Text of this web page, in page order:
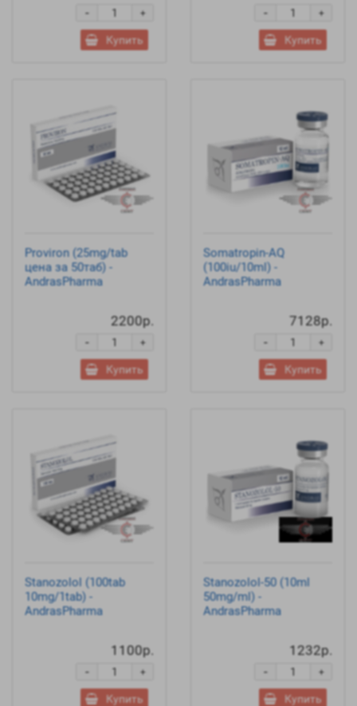
+
-
Купить
+
-
Купить
Proviron (25mg/tab
цена за 50таб) -
AndrasPharma
2200р.
+
-
Купить
Somatropin-AQ
(100iu/10ml) -
AndrasPharma
7128р.
+
-
Купить
Stanozolol (100tab
10mg/1tab) -
AndrasPharma
1100р.
+
-
Купить
Stanozolol-50 (10ml
50mg/ml) -
AndrasPharma
1232р.
+
-
Купить